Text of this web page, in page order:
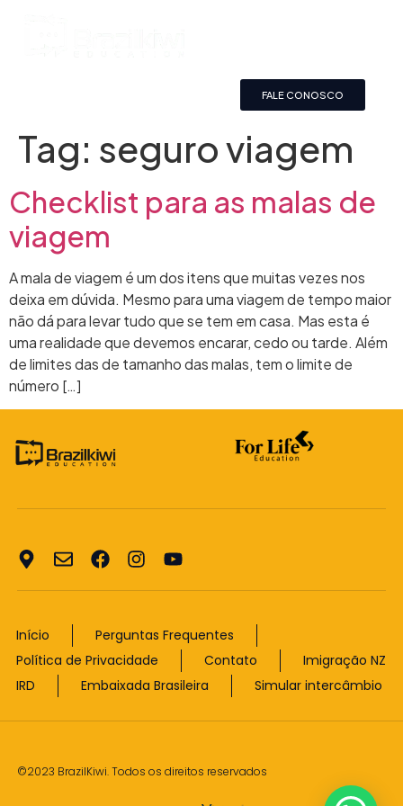
FALE CONOSCO
Tag: seguro viagem
Checklist para as malas de
viagem
A mala de viagem é um dos itens que muitas vezes nos
deixa em dúvida. Mesmo para uma viagem de tempo maior
não dá para levar tudo que se tem em casa. Mas esta é
uma realidade que devemos encarar, cedo ou tarde. Além
de limites das de tamanho das malas, tem o limite de
número […]
Início
Perguntas Frequentes
Política de Privacidade
Contato
Imigração NZ
IRD
Embaixada Brasileira Simular intercâmbio
©2023 BrazilKiwi. Todos os direitos reservados